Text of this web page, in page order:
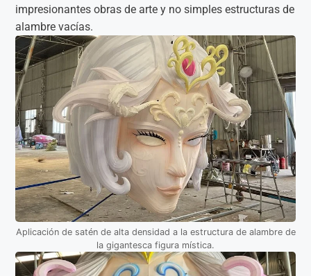
impresionantes obras de arte y no simples estructuras de
alambre vacías.
Aplicación de satén de alta densidad a la estructura de alambre de
la gigantesca figura mística.